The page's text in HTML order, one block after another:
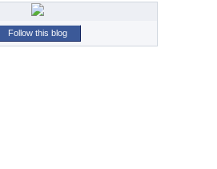
Follow this blog